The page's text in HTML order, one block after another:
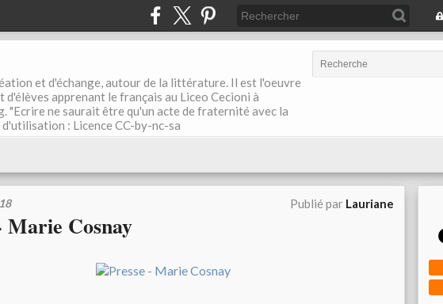
et d'échange, autour de la littérature. Il est l'oeuvre
apprenant le français au Liceo Cecioni à
"Ecrire ne saurait être qu'un acte de fraternité avec la
: Licence CC-by-nc-sa
Publié par Lauriane
Marie Cosnay